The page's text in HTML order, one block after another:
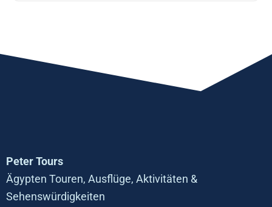
Peter Tours
Ägypten Touren, Ausflüge, Aktivitäten &
Sehenswürdigkeiten